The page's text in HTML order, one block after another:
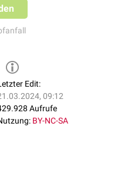
der Betroffene in der Regel
Betroffenen als
Edit:
09:12
Aufrufe
BY-NC-SA